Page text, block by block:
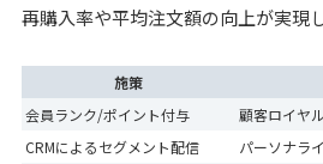
再購入率や平均注文額の向上が実現し
施策
会員ランク/ポイント付与
顧客ロイヤ
CRMによるセグメント配信
パーソナラ